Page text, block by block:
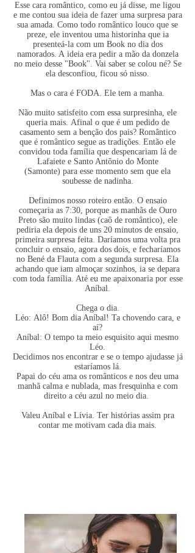
Esse cara romântico, como eu já disse, me ligou
e me contou sua ideia de fazer uma surpresa para
sua amada. Como todo romântico louco que se
preze, ele inventou uma historinha que ia
presenteá-la com um Book no dia dos
namorados. A ideia era pedir a mão da donzela
no meio desse "Book". Vai saber se colou né? Se
ela desconfiou, ficou só nisso.
Mas o cara é FODA. Ele tem a manha.
Não muito satisfeito com essa surpresinha, ele
queria mais. Afinal o que é um pedido de
casamento sem a benção dos pais? Romântico
que é romântico segue as tradições. Então ele
convidou toda família que despencariam lá de
Lafaiete e Santo Antônio do Monte
(Samonte) para esse momento sem que ela
soubesse de nadinha.
Definimos nosso roteiro então. O ensaio
começaria as 7:30, porque as manhãs de Ouro
Preto são muito lindas (caô de romântico), ele
pediria ela depois de uns 20 minutos de ensaio,
primeira surpresa feita. Daríamos uma volta pra
concluir o ensaio, agora dos dois, e fecharíamos
no Bené da Flauta com a segunda surpresa. Ela
achando que iam almoçar sozinhos, ia se depara
com toda família. Até eu me apaixonaria por esse
Aníbal.
Chega o dia.
Léo: Alô! Bom dia Aníbal! Ta chovendo cara, e
aí?
Aníbal: O tempo ta meio esquisito aqui mesmo
Léo.
Decidimos nos encontrar e se o tempo ajudasse já
estaríamos lá.
​Papai do céu ama os românticos e nos deu uma
manhã calma e nublada, mas fresquinha e com
direito a céu azul no meio dia.
Valeu Aníbal e Lívia. Ter histórias assim pra
contar me motivam cada dia mais.